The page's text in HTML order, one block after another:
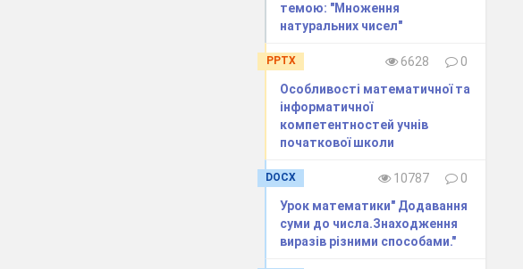
темою: "Множення
натуральних чисел"
PPTX 6628
0
Особливості математичної та
інформатичної
компетентностей учнів
початкової школи
DOCX 10787
0
Урок математики" Додавання
суми до числа.Знаходження
виразiв рiзними способами."